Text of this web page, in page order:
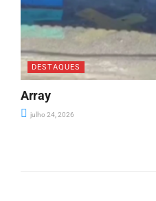
DESTAQUES
Array
julho 24, 2026